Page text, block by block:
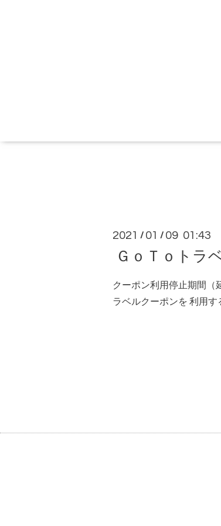
2021 / 01 / 09 01:43
ＧｏＴｏトラ
クーポン利用停止期間（
ラベルクーポンを 利用